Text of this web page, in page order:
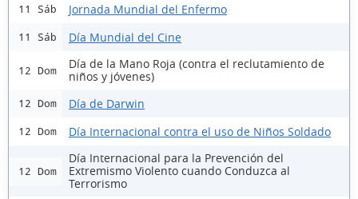
11 Sáb Jornada Mundial del Enfermo
11 Sáb Día Mundial del Cine
12 Dom
Día de la Mano Roja (contra el reclutamiento de
niños y jóvenes)
12 Dom Día de Darwin
12 Dom Día Internacional contra el uso de Niños Soldado
12 Dom
Día Internacional para la Prevención del
Extremismo Violento cuando Conduzca al
Terrorismo